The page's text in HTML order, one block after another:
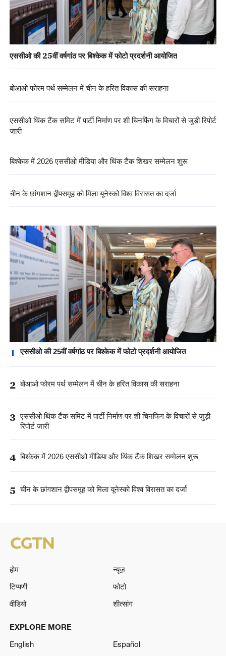
एससीओ की 25वीं वर्षगांठ पर बिश्केक में फोटो प्रदर्शनी आयोजित
बोआओ फोरम पर्थ सम्मेलन में चीन के हरित विकास की सराहना
एससीओ थिंक टैंक समिट में पार्टी निर्माण पर शी चिनफिंग के विचारों से जुड़ी रिपोर्ट
जारी
बिश्केक में 2026 एससीओ मीडिया और थिंक टैंक शिखर सम्मेलन शुरू
चीन के छांगशान द्वीपसमूह को मिला यूनेस्को विश्व विरासत का दर्जा
1 एससीओ की 25वीं वर्षगांठ पर बिश्केक में फोटो प्रदर्शनी आयोजित
2 बोआओ फोरम पर्थ सम्मेलन में चीन के हरित विकास की सराहना
3 एससीओ थिंक टैंक समिट में पार्टी निर्माण पर शी चिनफिंग के विचारों से जुड़ी
रिपोर्ट जारी
4 बिश्केक में 2026 एससीओ मीडिया और थिंक टैंक शिखर सम्मेलन शुरू
5 चीन के छांगशान द्वीपसमूह को मिला यूनेस्को विश्व विरासत का दर्जा
होम
न्यूज़
टिप्पणी
फोटो
वीडियो
शीत्सांग
EXPLORE MORE
English
Español